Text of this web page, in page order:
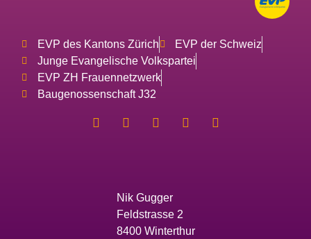
EVP des Kantons Zürich
EVP der Schweiz
Junge Evangelische Volkspartei
EVP ZH Frauennetzwerk
Baugenossenschaft J32
Nik Gugger
Feldstrasse 2
8400 Winterthur